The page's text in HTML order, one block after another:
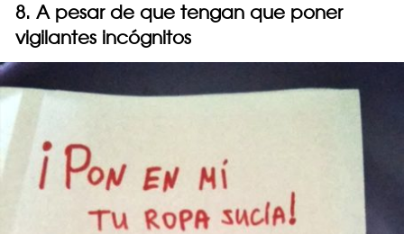
8. A pesar de que tengan que poner
vigilantes incógnitos